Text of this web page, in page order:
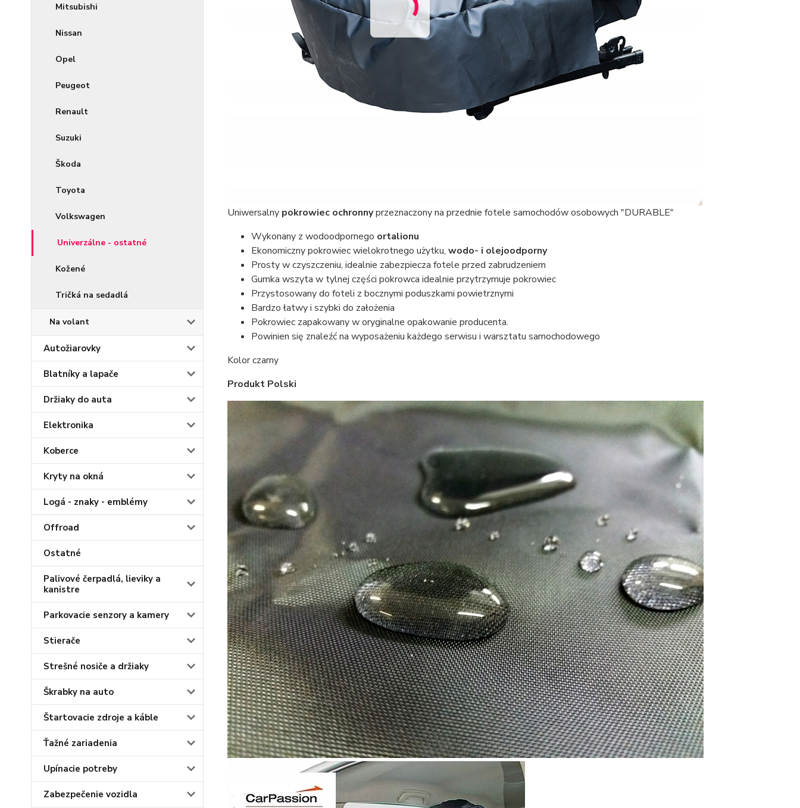
Mitsubishi
Nissan
Opel
Peugeot
Renault
Suzuki
Škoda
Toyota
Volkswagen
Univerzálne - ostatné
Kožené
Tričká na sedadlá
Na volant
Autožiarovky
Blatníky a lapače
Držiaky do auta
Elektronika
Koberce
Kryty na okná
Logá - znaky - emblémy
Offroad
Ostatné
Palivové čerpadlá, lieviky a
kanistre
Parkovacie senzory a kamery
Stierače
Strešné nosiče a držiaky
Škrabky na auto
Štartovacie zdroje a káble
Ťažné zariadenia
Upínacie potreby
Zabezpečenie vozidla
Uniwersalny pokrowiec ochronnyprzeznaczony na przednie fotele samochodów osobowych "DURABLE"
Wykonany z wodoodpornego ortalionu
Ekonomiczny pokrowiec wielokrotnego użytku, wodo- i olejoodporny
Prosty w czyszczeniu, idealnie zabezpiecza fotele przed zabrudzeniem
Gumka wszyta w tylnej części pokrowca idealnie przytrzymuje pokrowiec
Przystosowany do foteli z bocznymi poduszkami powietrznymi
Bardzo łatwy i szybki do założenia
Pokrowiec zapakowany w oryginalne opakowanie producenta.
Powinien się znaleźć na wyposażeniu każdego serwisu i warsztatu samochodowego
Kolor czarny
Produkt Polski